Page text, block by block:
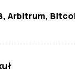
,Arbitrum,